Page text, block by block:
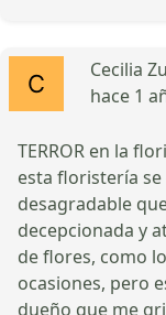
Cecilia
hace 1
TERROR en la
esta floristería
desagradable
decepcionada y
de flores, como
ocasiones, pero
dueño que me